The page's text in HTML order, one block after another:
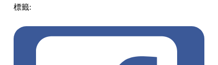
標籤: